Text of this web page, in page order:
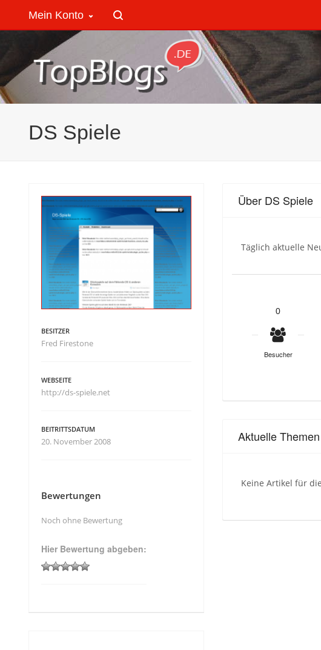
Mein Konto
DS Spiele
Über DS Spiele
Täglich aktuelle
0
Besucher
Aktuelle
Keine Artikel für
BESITZER
Fred Firestone
WEBSEITE
http://ds-spiele.net
BEITRITTSDATUM
20. November 2008
Bewertungen
Noch ohne Bewertung
Hier Bewertung abgeben: